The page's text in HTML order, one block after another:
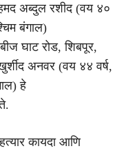
अब्दुल रशीद (वय ४०
बंगाल)
घाट रोड, शिबपूर,
अनवर (वय ४४ वर्ष,
हे
कायदा आणि